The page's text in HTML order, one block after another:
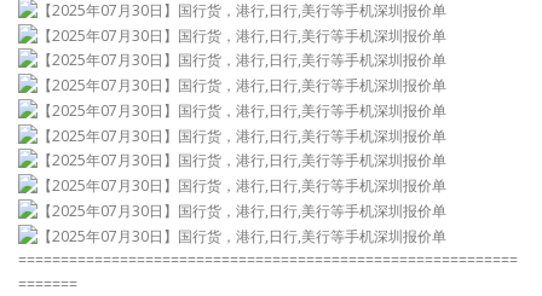
===========================================================
=======